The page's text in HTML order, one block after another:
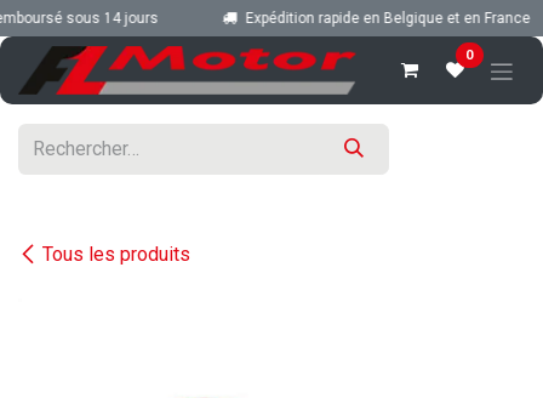
Se rendre au contenu
sous 14 jours Expédition rapide en Belgique et en France
0
Tous les produits